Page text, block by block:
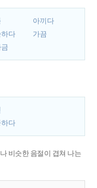
아끼다
다
가끔
다
비슷한 음절이 겹쳐 나는